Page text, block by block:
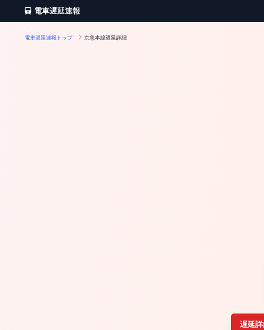
電車遅延速報
電車遅延速報トップ 京急本線遅延詳細
遅延